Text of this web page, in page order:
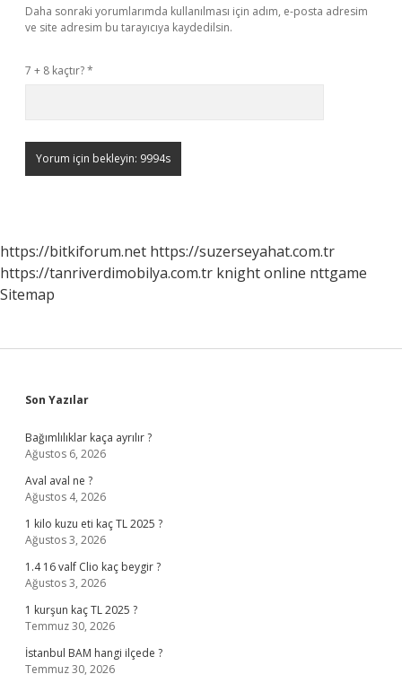
Daha sonraki yorumlarımda kullanılması için adım, e-posta adresim
ve site adresim bu tarayıcıya kaydedilsin.
7 + 8 kaçtır?*
https://bitkiforum.net https://suzerseyahat.com.tr
https://tanriverdimobilya.com.tr knight online nttgame
Sitemap
Sidebar
Son Yazılar
Bağımlılıklar kaça ayrılır ?
Ağustos 6, 2026
Aval aval ne ?
Ağustos 4, 2026
1 kilo kuzu eti kaç TL 2025 ?
Ağustos 3, 2026
1.4 16 valf Clio kaç beygir ?
Ağustos 3, 2026
1 kurşun kaç TL 2025 ?
Temmuz 30, 2026
İstanbul BAM hangi ilçede ?
Temmuz 30, 2026